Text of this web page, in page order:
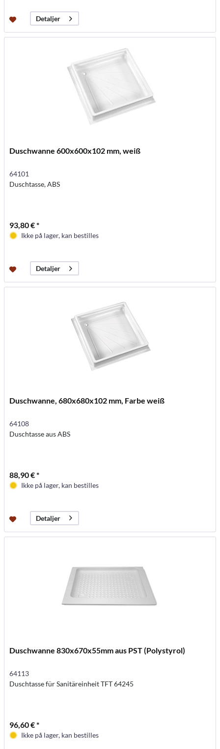
Detaljer
Duschwanne 600x600x102 mm, weiß
64101
Duschtasse, ABS
93,80 € *
Ikke på lager, kan bestilles
Detaljer
Duschwanne, 680x680x102 mm, Farbe weiß
64108
Duschtasse aus ABS
88,90 € *
Ikke på lager, kan bestilles
Detaljer
Duschwanne 830x670x55mm aus PST (Polystyrol)
64113
Duschtasse für Sanitäreinheit TFT 64245
96,60 € *
Ikke på lager, kan bestilles